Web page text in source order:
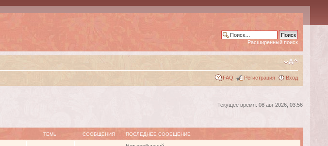
Расширенный поиск
FAQ Регистрация Вход
Текущее время: 08 авг 2026, 03:56
ТЕМЫ СООБЩЕНИЯ ПОСЛЕДНЕЕ СООБЩЕНИЕ